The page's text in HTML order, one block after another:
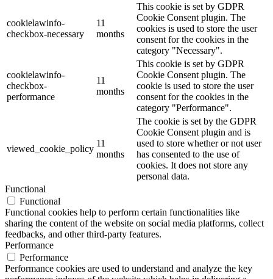
cookielawinfo-
checkbox-necessary
11
months
This cookie is set by GDPR
Cookie Consent plugin. The
cookies is used to store the user
consent for the cookies in the
category "Necessary".
cookielawinfo-
checkbox-
performance
11
months
This cookie is set by GDPR
Cookie Consent plugin. The
cookie is used to store the user
consent for the cookies in the
category "Performance".
viewed_cookie_policy
11
months
The cookie is set by the GDPR
Cookie Consent plugin and is
used to store whether or not user
has consented to the use of
cookies. It does not store any
personal data.
Functional
Functional
Functional cookies help to perform certain functionalities like
sharing the content of the website on social media platforms, collect
feedbacks, and other third-party features.
Performance
Performance
Performance cookies are used to understand and analyze the key